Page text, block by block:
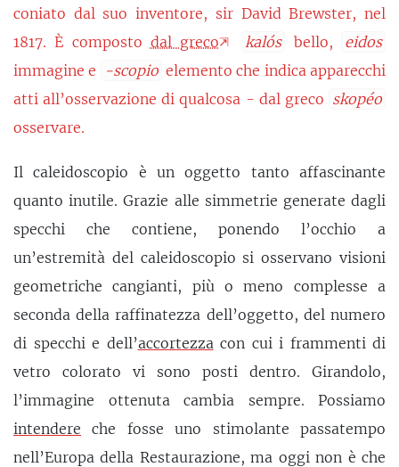
coniato dal suo inventore, sir David Brewster, nel
1817. È composto dal greco kalós bello,
eidos
immagine e
-scopio elemento che indica apparecchi
atti all’osservazione di qualcosa - dal greco skopéo
osservare.
Il caleidoscopio è un oggetto tanto affascinante
quanto inutile. Grazie alle simmetrie generate dagli
specchi che contiene, ponendo l’occhio a
un’estremità del caleidoscopio si osservano visioni
geometriche cangianti, più o meno complesse a
seconda della raffinatezza dell’oggetto, del numero
di specchi e dell’accortezza con cui i frammenti di
vetro colorato vi sono posti dentro. Girandolo,
l’immagine ottenuta cambia sempre. Possiamo
intendere che fosse uno stimolante passatempo
nell’Europa della Restaurazione, ma oggi non è che